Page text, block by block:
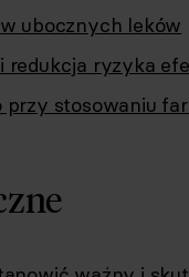
ubocznych leków
ryzyka
przy stosowaniu